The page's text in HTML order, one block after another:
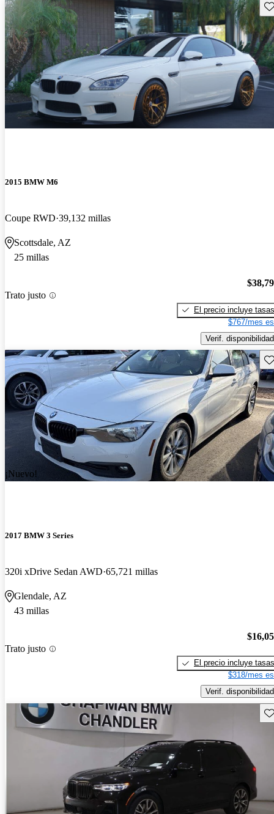
2015 BMW M6
Coupe RWD 39,132 millas
Scottsdale, AZ
25 millas
Trato justo
El precio incluye tasas
$767/mes
Verif. disponibilidad
¡Nuevo!
2017 BMW 3 Series
320i xDrive Sedan AWD 65,721 millas
Glendale, AZ
43 millas
Trato justo
El precio incluye tasas
$318/mes
Verif. disponibilidad